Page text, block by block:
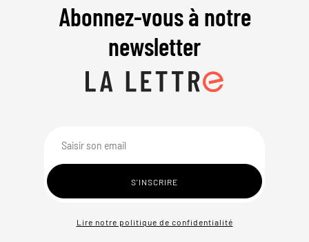
Abonnez-vous à notre
newsletter
Lire notre politique de confidentialité